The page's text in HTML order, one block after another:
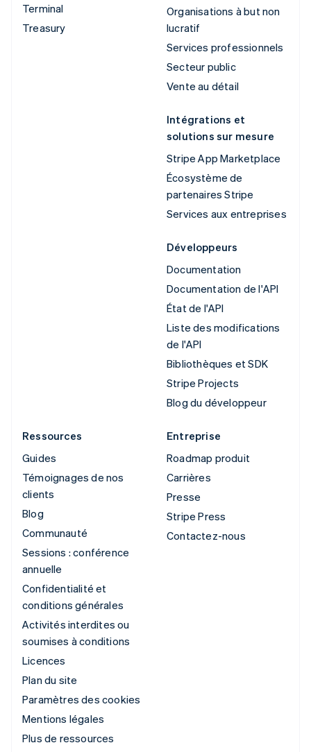
Terminal
Treasury
Organisations à but non
lucratif
Services professionnels
Secteur public
Vente au détail
Intégrations et
solutions sur mesure
Stripe App Marketplace
Écosystème de
partenaires Stripe
Services aux entreprises
Développeurs
Documentation
Documentation de l'API
État de l'API
Liste des modifications
de l'API
Bibliothèques et SDK
Stripe Projects
Blog du développeur
Ressources
Guides
Témoignages de nos
clients
Blog
Communauté
Sessions : conférence
annuelle
Confidentialité et
conditions générales
Activités interdites ou
soumises à conditions
Licences
Plan du site
Paramètres des cookies
Mentions légales
Plus de ressources
Entreprise
Roadmap produit
Carrières
Presse
Stripe Press
Contactez-nous